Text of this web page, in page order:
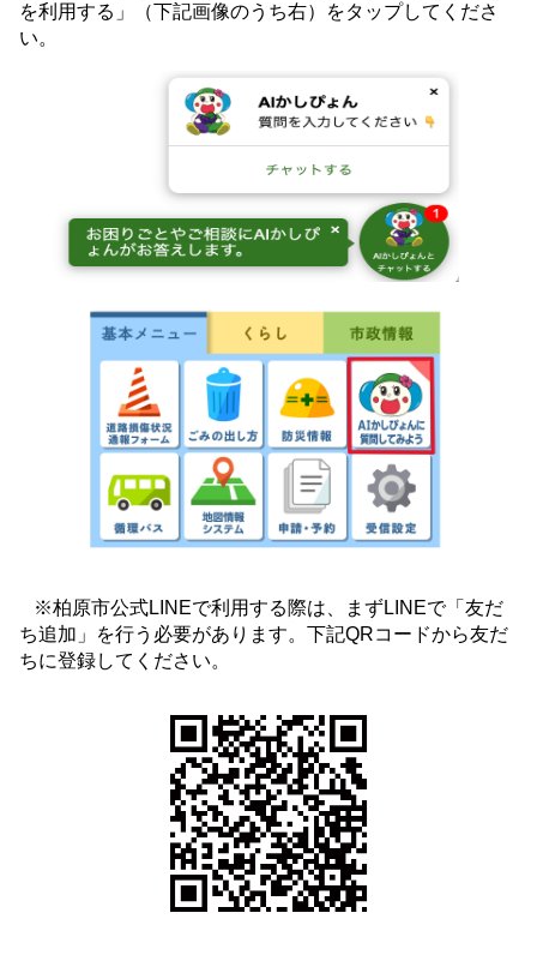
を利用する」（下記画像のうち右）をタップしてくださ
い。
※柏原市公式LINEで利用する際は、まずLINEで「友だ
ち追加」を行う必要があります。下記QRコードから友だ
ちに登録してください。